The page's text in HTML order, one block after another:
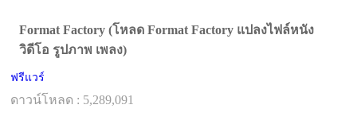
Format Factory (โหลด Format Factory แปลงไฟล์หนัง
วิดีโอ รูปภาพ เพลง)
ฟรีแวร์
ดาวน์โหลด : 5,289,091